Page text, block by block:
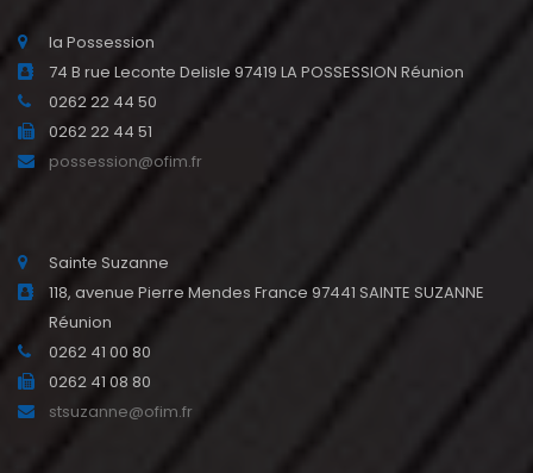
la Possession
74 B rue Leconte Delisle 97419 LA POSSESSION Réunion
0262 22 44 50
0262 22 44 51
possession@ofim.fr
Sainte Suzanne
118, avenue Pierre Mendes France 97441 SAINTE SUZANNE
Réunion
0262 41 00 80
0262 41 08 80
stsuzanne@ofim.fr